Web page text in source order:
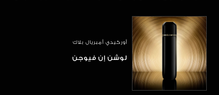
أوركيدي أمبريال بلاك
لوشن إن فيوجن